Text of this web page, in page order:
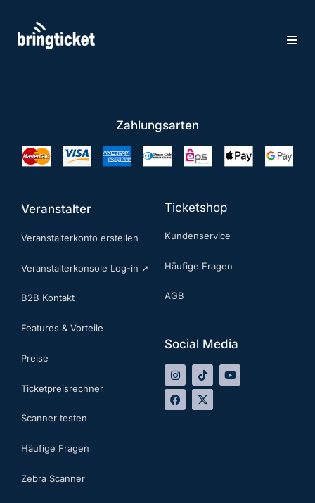
Zum
Zahlungsarten
Veranstalter
Veranstalterkonto erstellen
Veranstalterkonsole Log-in ➚
B2B Kontakt
Features & Vorteile
Preise
Ticketpreisrechner
Scanner testen
Häufige Fragen
Zebra Scanner
Ticketshop
Kundenservice
Häufige Fragen
AGB
Social Media